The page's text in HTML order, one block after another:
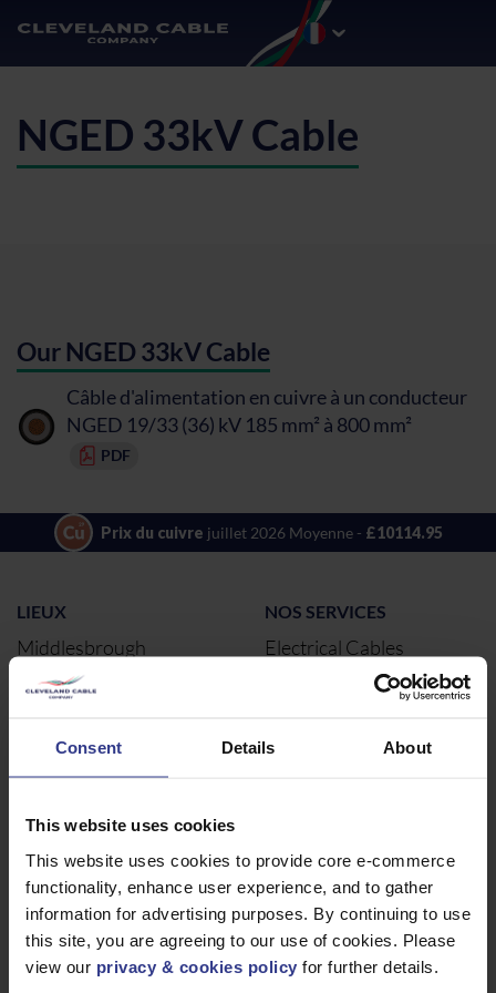
Consent Details About
This website uses cookies
This website uses cookies to provide core e-commerce
functionality, enhance user experience, and to gather
information for advertising purposes. By continuing to use
this site, you are agreeing to our use of cookies. Please
view our privacy & cookies policy for further details.
NGED 33kV Cable
Our NGED 33kV Cable
Câble d'alimentation en cuivre à un conducteur
NGED 19/33 (36) kV 185 mm² à 800 mm²
PDF
Prix du cuivre juillet 2026 Moyenne - £10114.95
LIEUX
Middlesbrough
Newcastle
Warrington
Bristol
Londres
Glasgow
Birmingham
Dublin
Dubaï
NOS SERVICES
Electrical Cables
Câbles électriques